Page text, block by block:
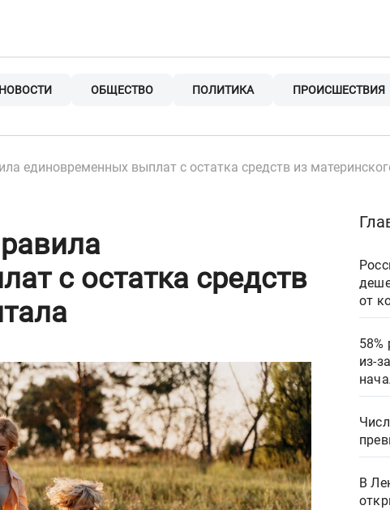
НОВОСТИ ОБЩЕСТВО ПОЛИТИКА ПРОИСШЕСТВИЯ
единовременных выплат с остатка средств из
с остатка средств
от
58%
из-
В